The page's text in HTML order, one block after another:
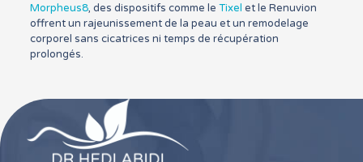
Morpheus8, des dispositifs comme le Tixel et le Renuvion
offrent un rajeunissement de la peau et un remodelage
corporel sans cicatrices ni temps de récupération
prolongés.